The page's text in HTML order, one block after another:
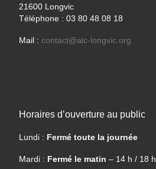
21600 Longvic
Téléphone : 03 80 48 08 18
Mail : contact@alc-longvic.org
Horaires d’ouverture au public
Lundi : Fermé toute la journée
Mardi : Fermé le matin – 14 h / 18 h